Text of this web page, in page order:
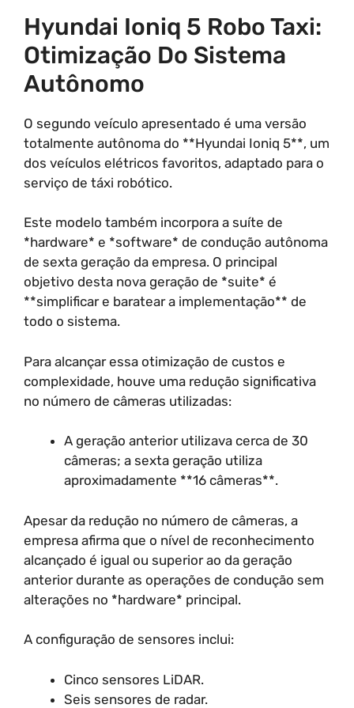
Hyundai Ioniq 5 Robo Taxi:
Otimização Do Sistema
Autônomo
O segundo veículo apresentado é uma versão
totalmente autônoma do **Hyundai Ioniq 5**, um
dos veículos elétricos favoritos, adaptado para o
serviço de táxi robótico.
Este modelo também incorpora a suíte de
*hardware* e *software* de condução autônoma
de sexta geração da empresa. O principal
objetivo desta nova geração de *suite* é
**simplificar e baratear a implementação** de
todo o sistema.
Para alcançar essa otimização de custos e
complexidade, houve uma redução significativa
no número de câmeras utilizadas:
A geração anterior utilizava cerca de 30
câmeras; a sexta geração utiliza
aproximadamente **16 câmeras**.
Apesar da redução no número de câmeras, a
empresa afirma que o nível de reconhecimento
alcançado é igual ou superior ao da geração
anterior durante as operações de condução sem
alterações no *hardware* principal.
A configuração de sensores inclui:
Cinco sensores LiDAR.
Seis sensores de radar.